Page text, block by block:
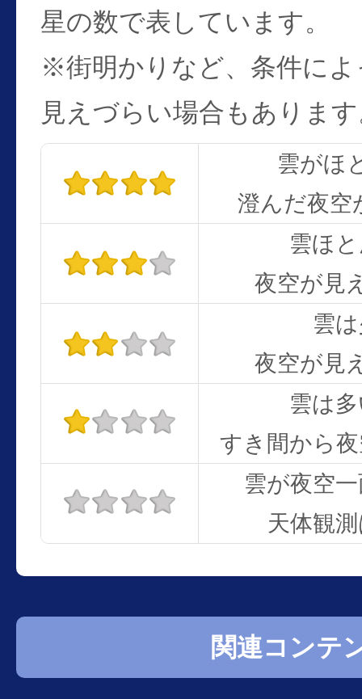
星の数で表しています。
※街明かりなど、条件に
見えづらい場合もありま
雲がほ
澄んだ夜空
雲ほ
夜空が見
雲
夜空が見
雲は
すき間から
雲が夜空
天体観
関連コンテ